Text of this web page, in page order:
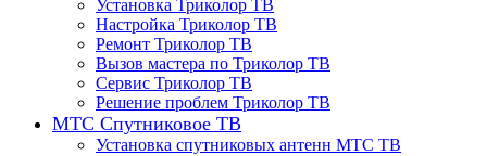
Установка Триколор ТВ
Настройка Триколор ТВ
Ремонт Триколор ТВ
Вызов мастера по Триколор ТВ
Сервис Триколор ТВ
Решение проблем Триколор ТВ
МТС Спутниковое ТВ
Установка спутниковых антенн МТС ТВ